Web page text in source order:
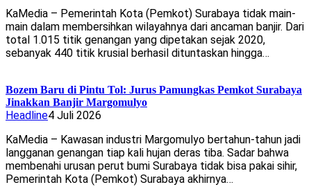
KaMedia – Pemerintah Kota (Pemkot) Surabaya tidak main-
main dalam membersihkan wilayahnya dari ancaman banjir. Dari
total 1.015 titik genangan yang dipetakan sejak 2020,
sebanyak 440 titik krusial berhasil dituntaskan hingga…
​Bozem Baru di Pintu Tol: Jurus Pamungkas Pemkot Surabaya
Jinakkan Banjir Margomulyo
Headline4 Juli 2026
KaMedia – Kawasan industri Margomulyo bertahun-tahun jadi
langganan genangan tiap kali hujan deras tiba. Sadar bahwa
membenahi urusan perut bumi Surabaya tidak bisa pakai sihir,
Pemerintah Kota (Pemkot) Surabaya akhirnya…